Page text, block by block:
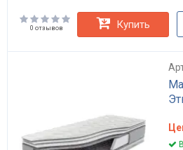
0 отзывов Купить